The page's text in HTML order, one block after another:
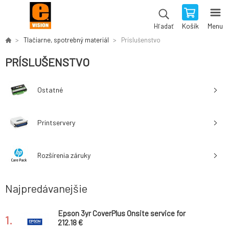
Hľadať Košík Menu
Tlačiarne, spotrebný materiál Príslušenstvo
PRÍSLUŠENSTVO
Ostatné
Printservery
Rozšírenia záruky
Najpredávanejšie
1.
Epson 3yr CoverPlus Onsite service for
L15180/M15180
212.18 €